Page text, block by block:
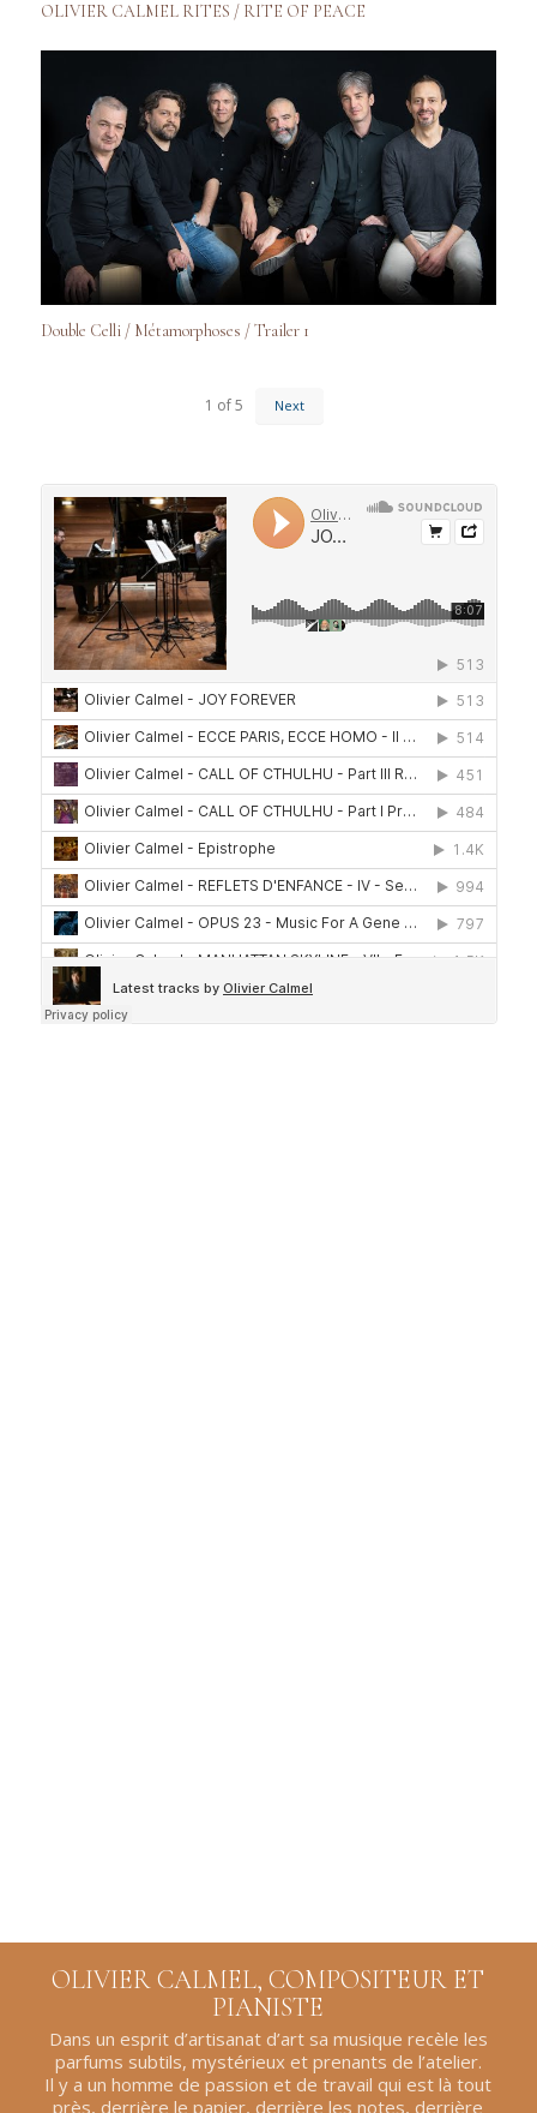
OLIVIER CALMEL RITES / RITE OF PEACE
Double Celli / Métamorphoses / Trailer 1
1 of5 Next
OLIVIER CALMEL, COMPOSITEUR ET
PIANISTE
Dans un esprit d’artisanat d’art sa musique recèle les
parfums subtils, mystérieux et prenants de l’atelier.
Il y a un homme de passion et de travail qui est là tout
près, derrière le papier, derrière les notes, derrière